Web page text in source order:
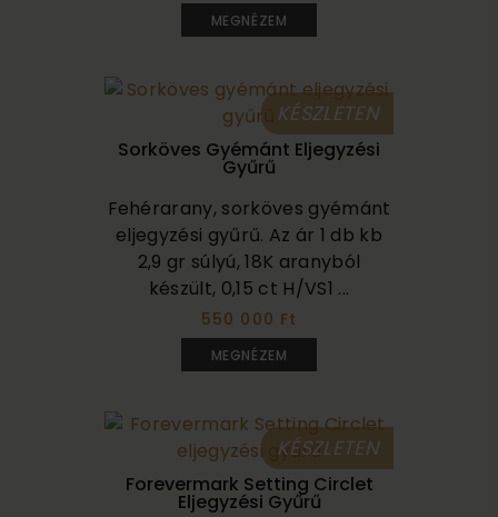
MEGNÉZEM
KÉSZLETEN
Sorköves Gyémánt Eljegyzési
Gyűrű
Fehérarany, sorköves gyémánt
eljegyzési gyűrű. Az ár 1 db kb
2,9 gr súlyú, 18K aranyból
készült, 0,15 ct H/VS1 ...
550 000 Ft
MEGNÉZEM
KÉSZLETEN
Forevermark Setting Circlet
Eljegyzési Gyűrű